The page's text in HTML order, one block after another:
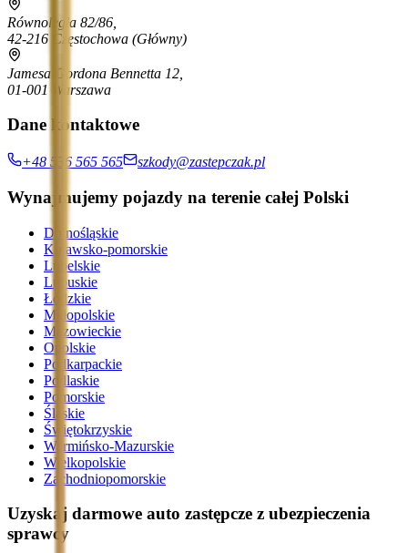
Równoległa 82/86,
42-216 Częstochowa (Główny)
Jamesa Gordona Bennetta 12,
01-001 Warszawa
Dane kontaktowe
+48 536 565 565 szkody@zastepczak.pl
Wynajmujemy pojazdy na terenie całej Polski
Dolnośląskie
Kujawsko-pomorskie
Lubelskie
Lubuskie
Łódzkie
Małopolskie
Mazowieckie
Opolskie
Podkarpackie
Podlaskie
Pomorskie
Śląskie
Świętokrzyskie
Warmińsko-Mazurskie
Wielkopolskie
Zachodniopomorskie
Uzyskaj darmowe auto zastępcze z ubezpieczenia
sprawcy